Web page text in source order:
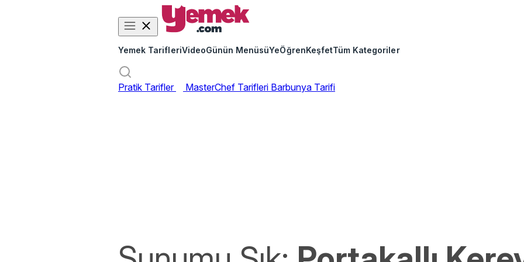
Yemek TarifleriVideoGünün MenüsüYeÖğrenKeşfetTüm Kategoriler
Pratik Tarifler MasterChef Tarifleri Barbunya Tarifi